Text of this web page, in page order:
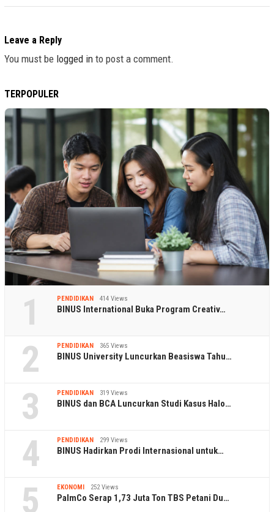
Leave a Reply
You must be logged in to post a comment.
TERPOPULER
1 PENDIDIKAN 414 Views
BINUS International Buka Program Creativ…
2 PENDIDIKAN 365 Views
BINUS University Luncurkan Beasiswa Tahu…
3 PENDIDIKAN 319 Views
BINUS dan BCA Luncurkan Studi Kasus Halo…
4 PENDIDIKAN 299 Views
BINUS Hadirkan Prodi Internasional untuk…
5 EKONOMI 252 Views
PalmCo Serap 1,73 Juta Ton TBS Petani Du…